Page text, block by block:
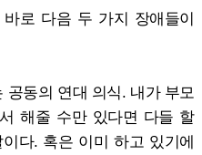
로 다음 두 가지 장애들이
동의 연대 의식. 내가 부모
해줄 수만 있다면 다들 할
다. 혹은 이미 하고 있기에